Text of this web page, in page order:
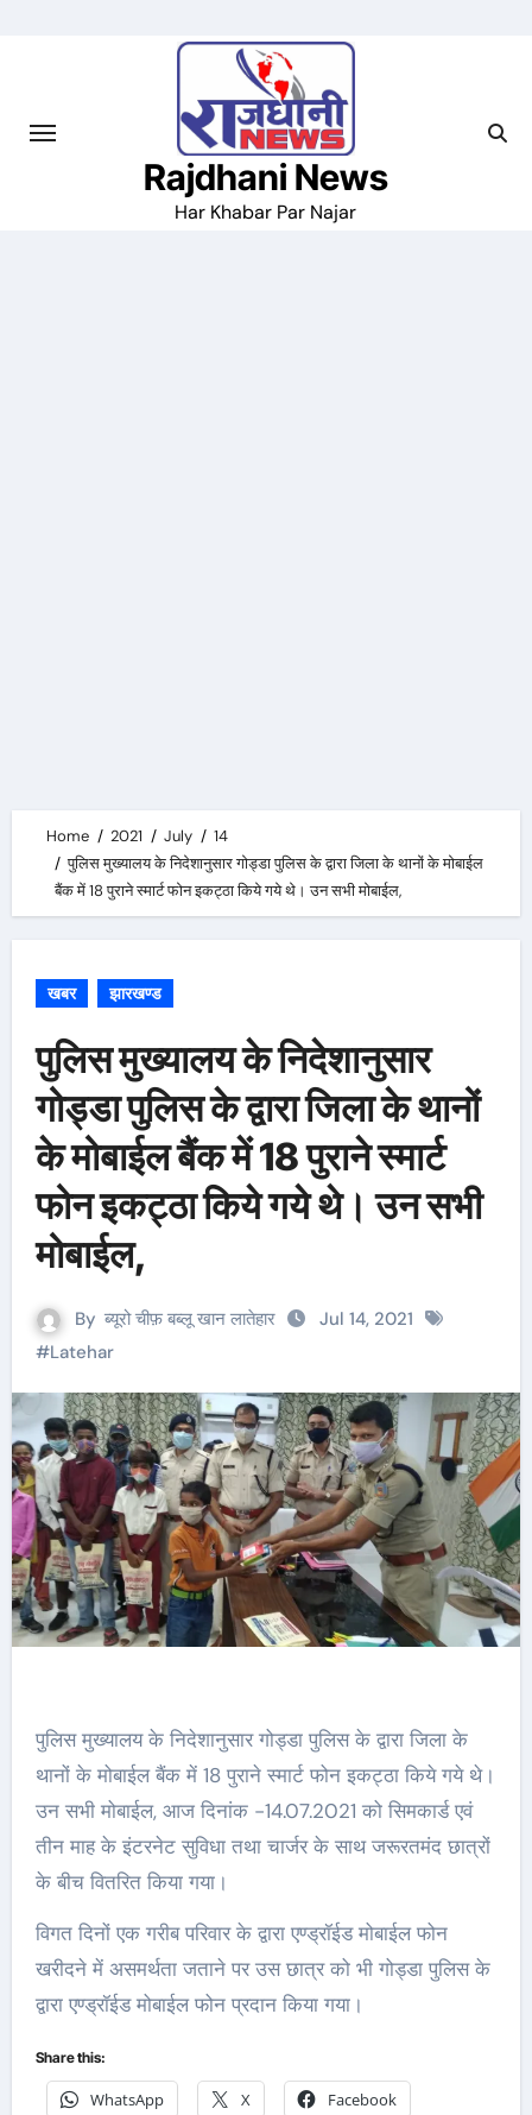
Rajdhani News
Har Khabar Par Najar
Home 2021 July
14
पुलिस मुख्यालय के निदेशानुसार गोड्डा पुलिस के द्वारा जिला के थानों के मोबाईल
बैंक में 18 पुराने स्मार्ट फोन इकट्ठा किये गये थे। उन सभी मोबाईल,
खबर झारखण्ड
पुलिस मुख्यालय के निदेशानुसार
गोड्डा पुलिस के द्वारा जिला के थानों
के मोबाईल बैंक में 18 पुराने स्मार्ट
फोन इकट्ठा किये गये थे। उन सभी
मोबाईल,
By ब्यूरो चीफ़ बब्लू खान लातेहार
Jul 14, 2021
#Latehar
पुलिस मुख्यालय के निदेशानुसार गोड्डा पुलिस के द्वारा जिला के
थानों के मोबाईल बैंक में 18 पुराने स्मार्ट फोन इकट्ठा किये गये थे।
उन सभी मोबाईल, आज दिनांक -14.07.2021 को सिमकार्ड एवं
तीन माह के इंटरनेट सुविधा तथा चार्जर के साथ जरूरतमंद छात्रों
के बीच वितरित किया गया।
विगत दिनों एक गरीब परिवार के द्वारा एण्ड्रॉईड मोबाईल फोन
खरीदने में असमर्थता जताने पर उस छात्र को भी गोड्डा पुलिस के
द्वारा एण्ड्रॉईड मोबाईल फोन प्रदान किया गया।
Share this:
WhatsApp X Facebook